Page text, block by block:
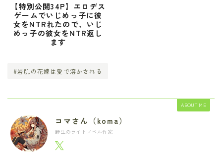
【特別公開34P】エロデス
ゲームでいじめっ子に彼
女をNTRれたので、いじ
めっ子の彼女をNTR返し
ます
#岩肌の花嫁は愛で溶かされる
ABOUT ME
コマさん（koma）
野生のライトノベル作家